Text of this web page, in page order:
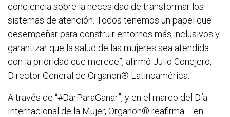
conciencia sobre la necesidad de transformar los
sistemas de atención. Todos tenemos un papel que
desempeñar para construir entornos más inclusivos y
garantizar que la salud de las mujeres sea atendida
con la prioridad que merece”, afirmó Julio Conejero,
Director General de Organon® Latinoamérica.
A través de “#DarParaGanar”, y en el marco del Día
Internacional de la Mujer, Organon® reafirma —en